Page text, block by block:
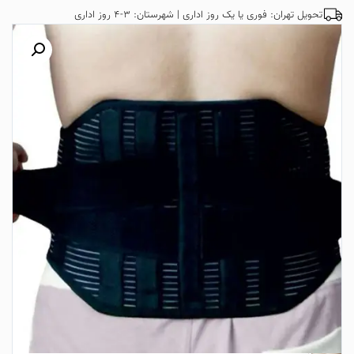
تحویل تهران: فوری یا یک روز اداری | شهرستان: 3-4 روز اداری